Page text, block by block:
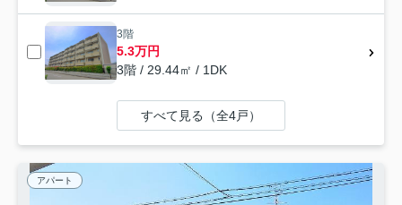
3階
5.3万円
3階 / 29.44㎡ / 1DK
すべて見る（全4戸）
アパート